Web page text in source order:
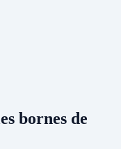
bornes de